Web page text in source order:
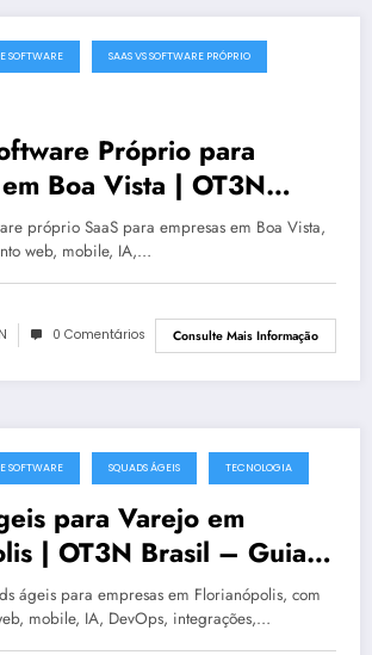
SOFTWARE SAAS VS SOFTWARE PRÓPRIO
Próprio para
Boa Vista | OT3N
1481
próprio SaaS para empresas em Boa Vista,
web, mobile, IA,…
0 Comentários Consulte Mais Informação
SOFTWARE SQUADS ÁGEIS TECNOLOGIA
para Varejo em
| OT3N Brasil – Guia
ágeis para empresas em Florianópolis, com
mobile, IA, DevOps, integrações,…